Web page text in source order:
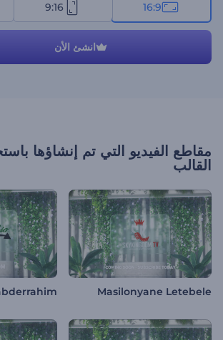
16:9
9:16
انشئ الأن
مقاطع الفيديو التي تم إنشاؤها
القالب
Masilonyane Letebele